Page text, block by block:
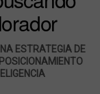
ESTRATEGIA DE